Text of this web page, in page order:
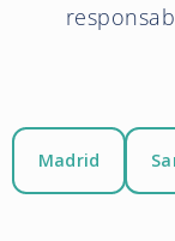
Madrid